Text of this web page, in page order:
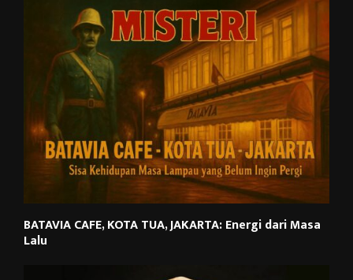
BATAVIA CAFE, KOTA TUA, JAKARTA: Energi dari Masa
Lalu